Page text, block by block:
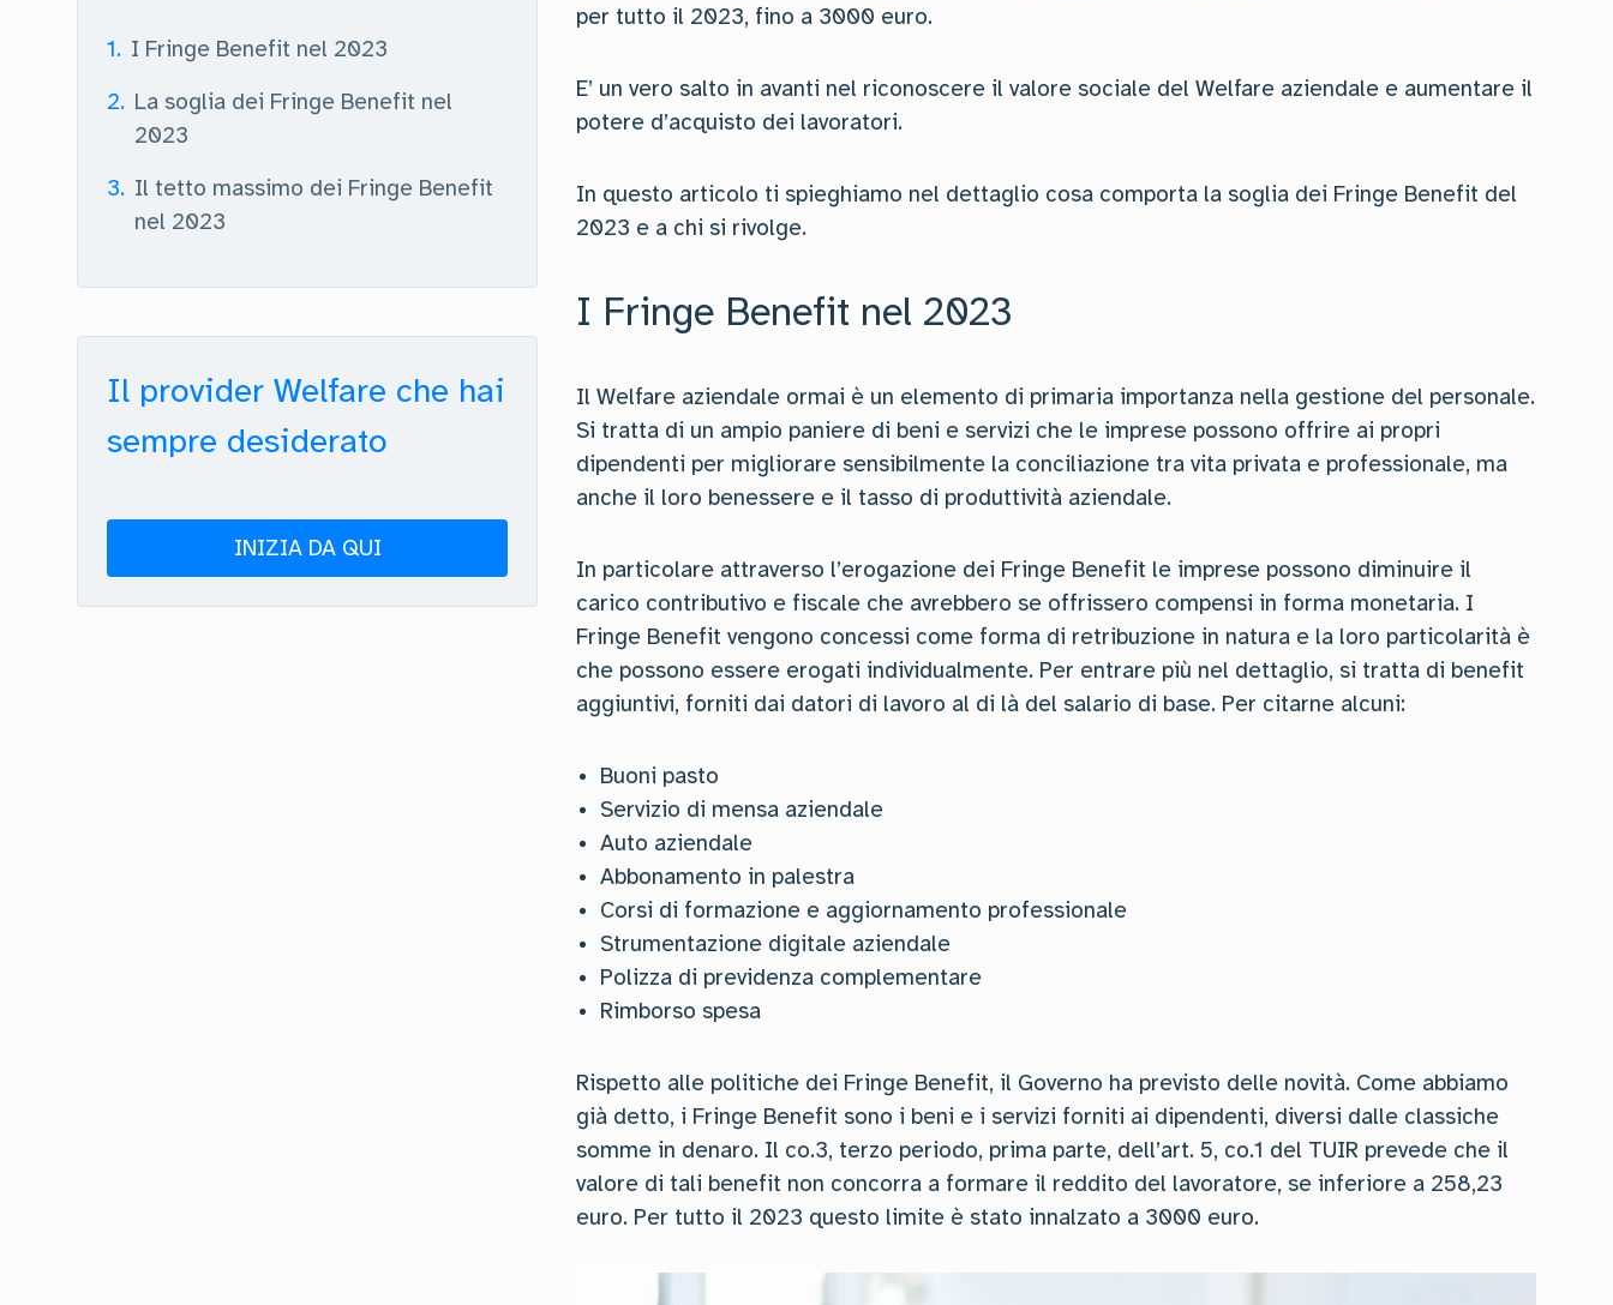
1. I Fringe Benefit nel 2023
2. La soglia dei Fringe Benefit nel
2023
3. Il tetto massimo dei Fringe Benefit
nel 2023
Il provider Welfare che hai
sempre desiderato
INIZIA DA QUI
per tutto il 2023, fino a 3000 euro.
E’ un vero salto in avanti nel riconoscere il valore sociale del Welfare aziendale e aumentare il
potere d’acquisto dei lavoratori.
In questo articolo ti spieghiamo nel dettaglio cosa comporta la soglia dei Fringe Benefit del
2023 e a chi si rivolge.
I Fringe Benefit nel 2023
Il Welfare aziendale ormai è un elemento di primaria importanza nella gestione del personale.
Si tratta di un ampio paniere di beni e servizi che le imprese possono offrire ai propri
dipendenti per migliorare sensibilmente la conciliazione tra vita privata e professionale, ma
anche il loro benessere e il tasso di produttività aziendale.
In particolare attraverso l’erogazione dei Fringe Benefit le imprese possono diminuire il
carico contributivo e fiscale che avrebbero se offrissero compensi in forma monetaria. I
Fringe Benefit vengono concessi come forma di retribuzione in natura e la loro particolarità è
che possono essere erogati individualmente. Per entrare più nel dettaglio, si tratta di benefit
aggiuntivi, forniti dai datori di lavoro al di là del salario di base. Per citarne alcuni:
Buoni pasto
Servizio di mensa aziendale
Auto aziendale
Abbonamento in palestra
Corsi di formazione e aggiornamento professionale
Strumentazione digitale aziendale
Polizza di previdenza complementare
Rimborso spesa
Rispetto alle politiche dei Fringe Benefit, il Governo ha previsto delle novità. Come abbiamo
già detto, i Fringe Benefit sono i beni e i servizi forniti ai dipendenti, diversi dalle classiche
somme in denaro. Il co.3, terzo periodo, prima parte, dell’art. 5, co.1 del TUIR prevede che il
valore di tali benefit non concorra a formare il reddito del lavoratore, se inferiore a 258,23
euro. Per tutto il 2023 questo limite è stato innalzato a 3000 euro.